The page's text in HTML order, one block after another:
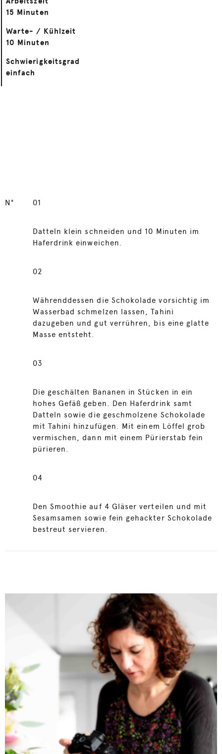
15 Minuten
Warte- / Kühlzeit
10 Minuten
Schwierigkeitsgrad
einfach
N° 01
Datteln klein schneiden und 10 Minuten im
Haferdrink einweichen.
02
Währenddessen die Schokolade vorsichtig im
Wasserbad schmelzen lassen, Tahini
dazugeben und gut verrühren, bis eine glatte
Masse entsteht.
03
Die geschälten Bananen in Stücken in ein
hohes Gefäß geben. Den Haferdrink samt
Datteln sowie die geschmolzene Schokolade
mit Tahini hinzufügen. Mit einem Löffel grob
vermischen, dann mit einem Pürierstab fein
pürieren.
04
Den Smoothie auf 4 Gläser verteilen und mit
Sesamsamen sowie fein gehackter Schokolade
bestreut servieren.